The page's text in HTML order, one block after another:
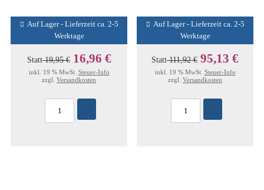
Auf Lager - Lieferzeit ca. 2-5
Werktage
Statt19,95 € 16,96 €
inkl. 19 % MwSt. Steuer-Info
zzgl. Versandkosten
Auf Lager - Lieferzeit ca. 2-5
Werktage
Statt111,92 € 95,13 €
inkl. 19 % MwSt. Steuer-Info
zzgl. Versandkosten